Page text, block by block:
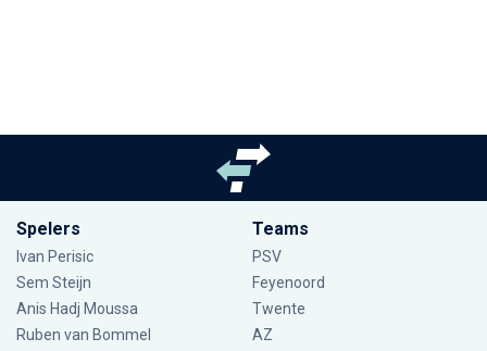
Spelers
Ivan Perisic
Sem Steijn
Anis Hadj Moussa
Ruben van Bommel
Teams
PSV
Feyenoord
Twente
AZ